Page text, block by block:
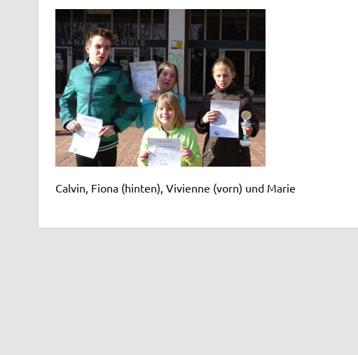
Calvin, Fiona (hinten), Vivienne (vorn) und Marie